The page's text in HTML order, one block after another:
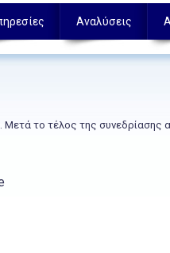
Αναλύσεις
Μετά το τέλος της συνεδρίασης